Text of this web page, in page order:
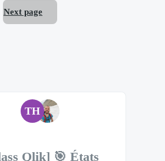
Next page
TH
Qlik] 🎯 États